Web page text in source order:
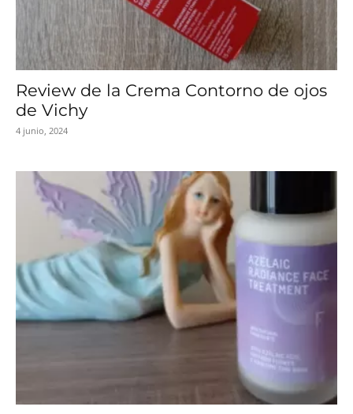
Review de la Crema Contorno de ojos
de Vichy
4 junio, 2024